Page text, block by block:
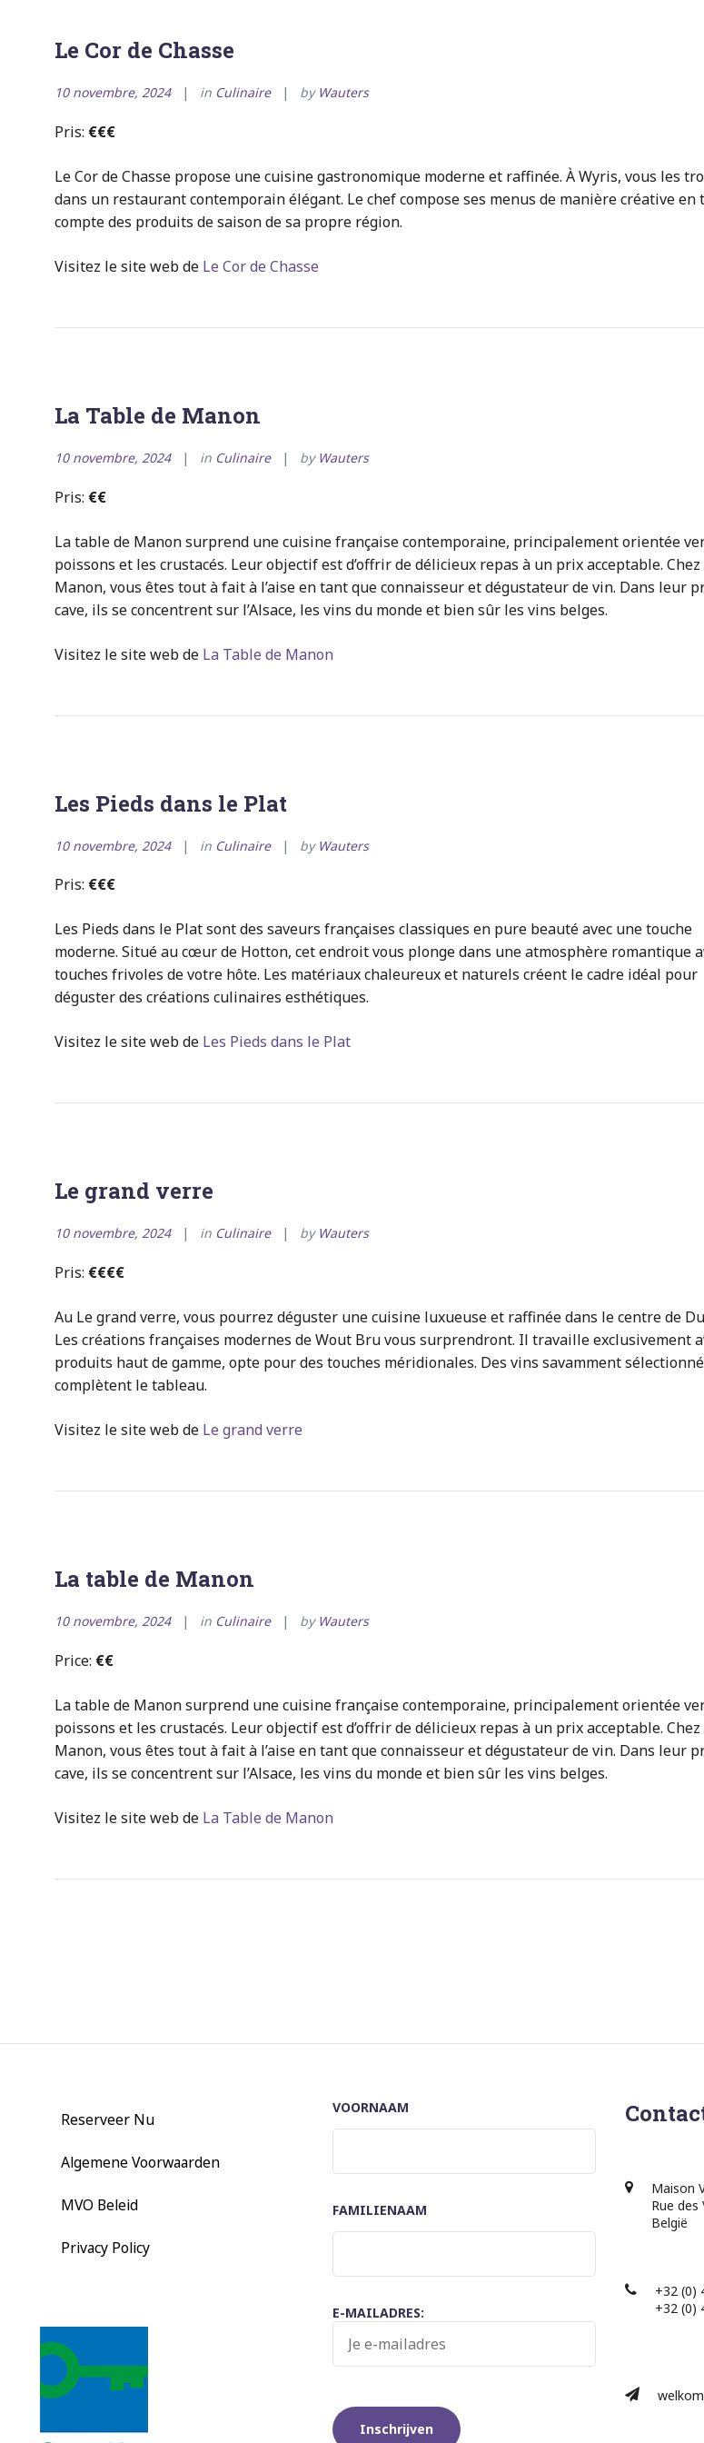
Le Cor de Chasse
10 novembre, 2024 in Culinaire by Wauters
Pris: €€€
Le Cor de Chasse propose une cuisine gastronomique moderne et raffinée. À Wyris, vous les
dans un restaurant contemporain élégant. Le chef compose ses menus de manière créative en
compte des produits de saison de sa propre région.
Visitez le site web de Le Cor de Chasse
La Table de Manon
10 novembre, 2024 in Culinaire by Wauters
Pris: €€
La table de Manon surprend une cuisine française contemporaine, principalement orientée
poissons et les crustacés. Leur objectif est d’offrir de délicieux repas à un prix acceptable. Chez
Manon, vous êtes tout à fait à l’aise en tant que connaisseur et dégustateur de vin. Dans leur
cave, ils se concentrent sur l’Alsace, les vins du monde et bien sûr les vins belges.
Visitez le site web de La Table de Manon
Les Pieds dans le Plat
10 novembre, 2024 in Culinaire by Wauters
Pris: €€€
Les Pieds dans le Plat sont des saveurs françaises classiques en pure beauté avec une touche
moderne. Situé au cœur de Hotton, cet endroit vous plonge dans une atmosphère romantique
touches frivoles de votre hôte. Les matériaux chaleureux et naturels créent le cadre idéal pour
déguster des créations culinaires esthétiques.
Visitez le site web de Les Pieds dans le Plat
Le grand verre
10 novembre, 2024 in Culinaire by Wauters
Pris: €€€€
Au Le grand verre, vous pourrez déguster une cuisine luxueuse et raffinée dans le centre de
Les créations françaises modernes de Wout Bru vous surprendront. Il travaille exclusivement
produits haut de gamme, opte pour des touches méridionales. Des vins savamment
complètent le tableau.
Visitez le site web de Le grand verre
La table de Manon
10 novembre, 2024 in Culinaire by Wauters
Price: €€
La table de Manon surprend une cuisine française contemporaine, principalement orientée
poissons et les crustacés. Leur objectif est d’offrir de délicieux repas à un prix acceptable. Chez
Manon, vous êtes tout à fait à l’aise en tant que connaisseur et dégustateur de vin. Dans leur
cave, ils se concentrent sur l’Alsace, les vins du monde et bien sûr les vins belges.
Visitez le site web de La Table de Manon
Reserveer Nu
Algemene Voorwaarden
MVO Beleid
Privacy Policy
VOORNAAM
FAMILIENAAM
E-MAILADRES:
Maison
Rue
België
+32 (0)
+32 (0)